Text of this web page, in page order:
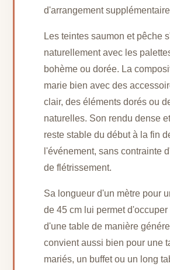
d'arrangement
Les teintes saumon et pêche
naturellement avec les
bohème ou dorée. La
marie bien avec des
clair, des éléments dorés ou
naturelles. Son rendu dense
reste stable du début à la fin
l'événement, sans contrainte
de flétrissement.
Sa longueur d'un mètre pour
de 45 cm lui permet d'occuper
d'une table de manière
convient aussi bien pour une
mariés, un buffet ou un long